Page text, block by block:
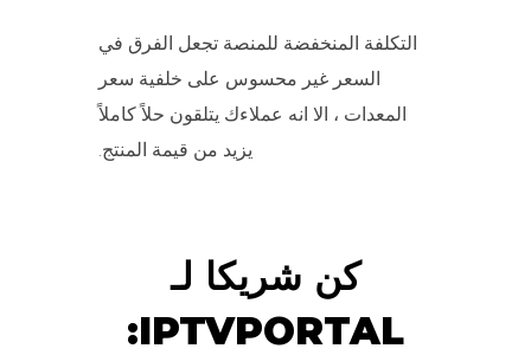
التكلفة المنخفضة للمنصة تجعل الفرق في
السعر غير محسوس على خلفية سعر
المعدات ، الا انه عملاءك يتلقون حلاً كاملاً
يزيد من قيمة المنتج.
كن شريكا لـ
IPTVPORTAL: